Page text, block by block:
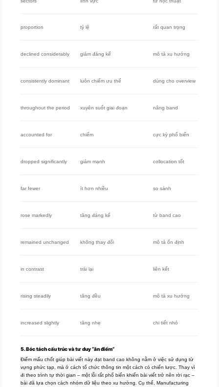
proportion tỷ lệ rất quan trọng
declined considerably giảm đáng kể mô tả xu hướng
consistently dominant luôn chiếm ưu thế dùng cho overview
throughout the period xuyên suốt giai đoạn nâng band
accounted for chiếm cực kỳ phổ biến
dropped significantly giảm mạnh collocation tốt
far fewer ít hơn nhiều so sánh
rose markedly tăng đáng kể từ band cao
remained unchanged không thay đổi mô tả ổn định
in contrast trái lại liên kết
rising steadily tăng đều mô tả xu hướng
increased slightly tăng nhẹ chi tiết nhỏ
5. Bóc tách cấu trúc và tư duy “ăn điểm”
Điểm mấu chốt giúp bài viết này đạt band cao không nằm ở việc sử dụng từ
vựng phức tạp, mà ở cách tổ chức thông tin một cách có chiến lược. Thay vì
đi theo trình tự thời gian – một lỗi rất phổ biến khiến bài viết trở nên rời rạc –
bài đã lựa chọn cách nhóm dữ liệu theo xu hướng. Cụ thể, Manufacturing